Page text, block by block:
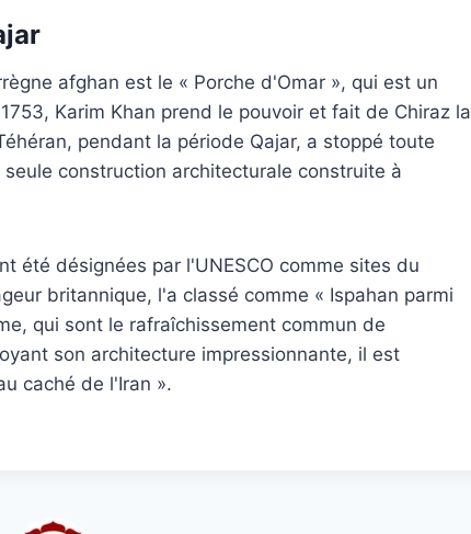
afghan est le « Porche d'Omar », qui est un
Karim Khan prend le pouvoir et fait de Chiraz la
pendant la période Qajar, a stoppé toute
construction architecturale construite à
été désignées par l'UNESCO comme sites du
britannique, l'a classé comme « Ispahan parmi
qui sont le rafraîchissement commun de
son architecture impressionnante, il est
caché de l'Iran ».